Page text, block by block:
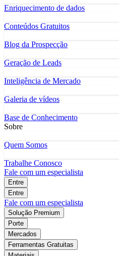
Enriquecimento de dados
Conteúdos Gratuitos
Blog da Prospecção
Geração de Leads
Inteligência de Mercado
Galeria de vídeos
Base de Conhecimento
Sobre
Quem Somos
Trabalhe Conosco
Fale com um especialista
Entre
Entre
Fale com um especialista
Solução Premium
Porte
Mercados
Ferramentas Gratuitas